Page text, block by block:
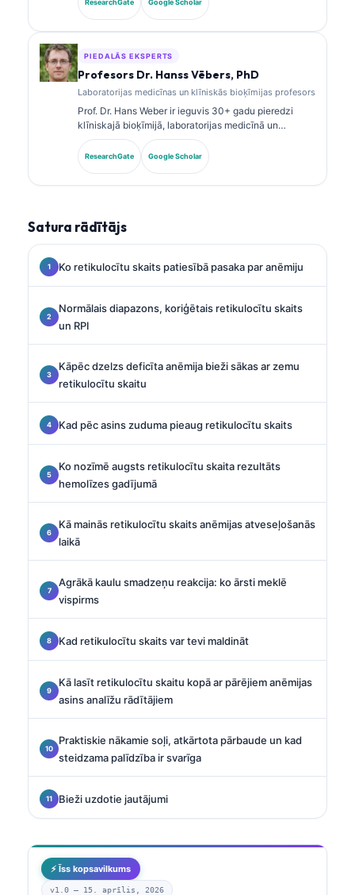
publicējusi pētījumus par biomarķieru paneļiem un
ResearchGate Google Scholar
PIEDALĀS EKSPERTS
Profesors Dr. Hanss Vēbers, PhD
Laboratorijas medicīnas un klīniskās bioķīmijas profesors
Prof. Dr. Hans Weber ir ieguvis 30+ gadu pieredzi
klīniskajā bioķīmijā, laboratorijas medicīnā un
biomarķieru pētniecībā. Bijušais Vācijas Klīniskās
ķīmijas biedrības prezidents, viņš specializējas
diagnostikas paneļu analīzē, biomarķieru
ResearchGate Google Scholar
Satura rādītājs
Ko retikulocītu skaits patiesībā pasaka par anēmiju
Normālais diapazons, koriģētais retikulocītu skaits
un RPI
Kāpēc dzelzs deficīta anēmija bieži sākas ar zemu
retikulocītu skaitu
Kad pēc asins zuduma pieaug retikulocītu skaits
Ko nozīmē augsts retikulocītu skaita rezultāts
hemolīzes gadījumā
Kā mainās retikulocītu skaits anēmijas atveseļošanās
laikā
Agrākā kaulu smadzeņu reakcija: ko ārsti meklē
vispirms
Kad retikulocītu skaits var tevi maldināt
Kā lasīt retikulocītu skaitu kopā ar pārējiem anēmijas
asins analīžu rādītājiem
Praktiskie nākamie soļi, atkārtota pārbaude un kad
steidzama palīdzība ir svarīga
Bieži uzdotie jautājumi
⚡ Īss kopsavilkums
v1.0 — 15. aprīlis, 2026